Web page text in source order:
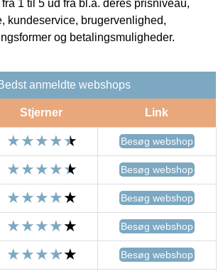
1 til 5 ud fra bl.a. deres prisniveau,
kundeservice, brugervenlighed,
og betalingsmuligheder.
anmeldte webshops
Stjerner Link
Besøg webshop
Besøg webshop
Besøg webshop
Besøg webshop
Besøg webshop